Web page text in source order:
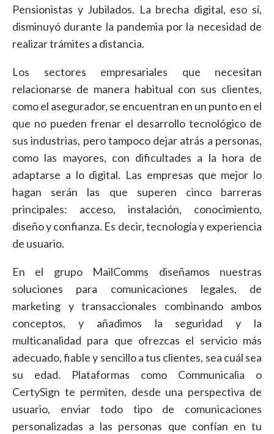
Pensionistas y Jubilados. La brecha digital, eso sí,
disminuyó durante la pandemia por la necesidad de
realizar trámites a distancia.
Los sectores empresariales que necesitan
relacionarse de manera habitual con sus clientes,
como el asegurador, se encuentran en un punto en el
que no pueden frenar el desarrollo tecnológico de
sus industrias, pero tampoco dejar atrás a personas,
como las mayores, con dificultades a la hora de
adaptarse a lo digital. Las empresas que mejor lo
hagan serán las que superen cinco barreras
principales: acceso, instalación, conocimiento,
diseño y confianza. Es decir, tecnología y experiencia
de usuario.
En el grupo MailComms diseñamos nuestras
soluciones para comunicaciones legales, de
marketing y transaccionales combinando ambos
conceptos, y añadimos la seguridad y la
multicanalidad para que ofrezcas el servicio más
adecuado, fiable y sencillo a tus clientes, sea cuál sea
su edad. Plataformas como Communicalia o
CertySign te permiten, desde una perspectiva de
usuario, enviar todo tipo de comunicaciones
personalizadas a las personas que confían en tu